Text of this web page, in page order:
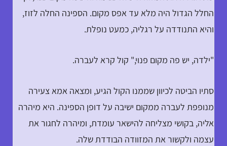
החלל הגדול היה מלא עד אפס מקום. הספינה החלה לזוז,
והיא התנודדה על רגליה, כמעט נופלת.
"ילדה, יש פה מקום פנוי," קול קרא לעברה.
סתיו הביטה לכיוון שממנו הקול הגיע, ומצאה אמא צעירה
מנופפת לעברה ממקום ישיבה על דופן הספינה. היא מיהרה
אליה, בקושי מצליחה להישאר עומדת, ומיהרה לחגור את
עצמה ולקשור את המזוודה הבודדת שלה.